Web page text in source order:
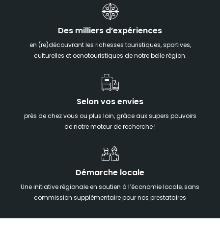
Des milliers d’expériences
en (re)découvrant les richesses touristiques, sportives,
culturelles et oenotouristiques de notre belle région.
Selon vos envies
près de chez vous ou plus loin, grâce aux supers pouvoirs
de notre moteur de recherche !
Démarche locale
Une initiative régionale en soutien à l’économie locale, sans
commission supplémentaire pour nos prestataires